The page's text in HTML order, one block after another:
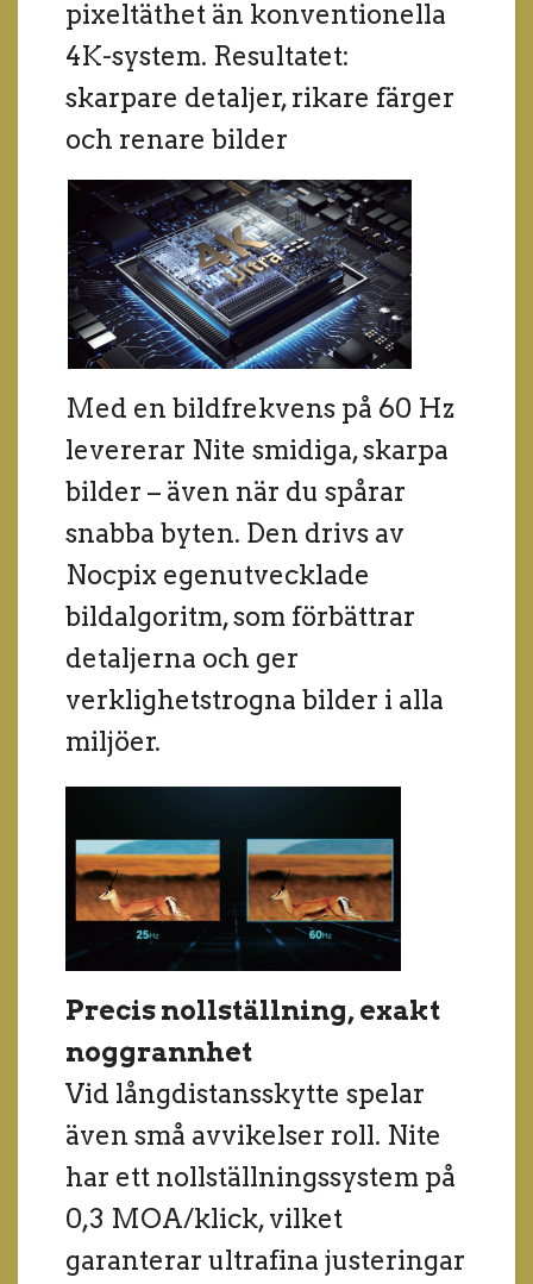
pixeltäthet än konventionella
4K-system. Resultatet:
skarpare detaljer, rikare färger
och renare bilder
Med en bildfrekvens på 60 Hz
levererar Nite smidiga, skarpa
bilder – även när du spårar
snabba byten. Den drivs av
Nocpix egenutvecklade
bildalgoritm, som förbättrar
detaljerna och ger
verklighetstrogna bilder i alla
miljöer.
Precis nollställning, exakt
noggrannhet
Vid långdistansskytte spelar
även små avvikelser roll. Nite
har ett nollställningssystem på
0,3 MOA/klick, vilket
garanterar ultrafina justeringar